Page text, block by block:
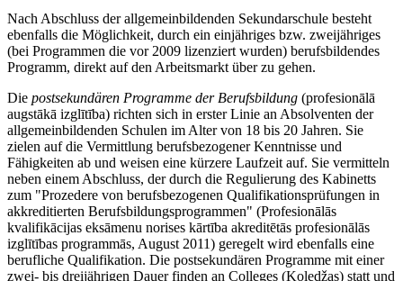
Nach Abschluss der allgemeinbildenden Sekundarschule besteht
ebenfalls die Möglichkeit, durch ein einjähriges bzw. zweijähriges
(bei Programmen die vor 2009 lizenziert wurden) berufsbildendes
Programm, direkt auf den Arbeitsmarkt über zu gehen.
Die postsekundären Programme der Berufsbildung (profesionālā
augstākā izglītība) richten sich in erster Linie an Absolventen der
allgemeinbildenden Schulen im Alter von 18 bis 20 Jahren. Sie
zielen auf die Vermittlung berufsbezogener Kenntnisse und
Fähigkeiten ab und weisen eine kürzere Laufzeit auf. Sie vermitteln
neben einem Abschluss, der durch die Regulierung des Kabinetts
zum "Prozedere von berufsbezogenen Qualifikationsprüfungen in
akkreditierten Berufsbildungsprogrammen" (Profesionālās
kvalifikācijas eksāmenu norises kārtība akreditētās profesionālās
izglītības programmās, August 2011) geregelt wird ebenfalls eine
berufliche Qualifikation. Die postsekundären Programme mit einer
zwei- bis dreijährigen Dauer finden an Colleges (Koledžas) statt und